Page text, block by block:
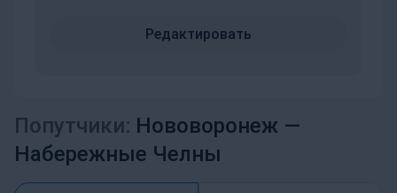
Редактировать
Попутчики: Нововоронеж —
Набережные Челны